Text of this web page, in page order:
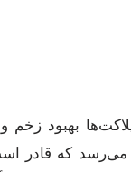
پلاکت‌ها بهبود
که قادر